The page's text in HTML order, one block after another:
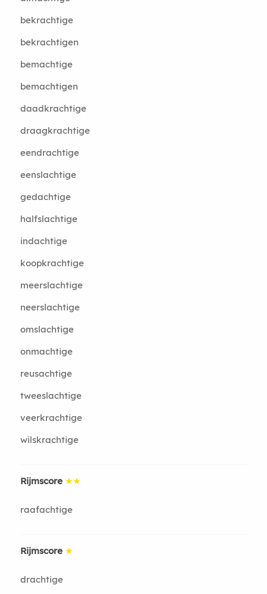
bekrachtige
bekrachtigen
bemachtige
bemachtigen
daadkrachtige
draagkrachtige
eendrachtige
eenslachtige
gedachtige
halfslachtige
indachtige
koopkrachtige
meerslachtige
neerslachtige
omslachtige
onmachtige
reusachtige
tweeslachtige
veerkrachtige
wilskrachtige
Rijmscore ★★
raafachtige
Rijmscore ★
drachtige